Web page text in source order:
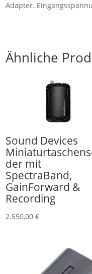
Adapter.
Ähnliche
Sound Devices
der mit
SpectraBand,
GainForward &
Recording
2.550,00€